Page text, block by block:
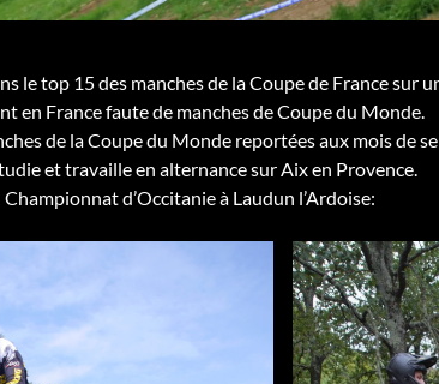
le top 15 des manches de la Coupe de France sur
en France faute de manches de Coupe du Monde.
de la Coupe du Monde reportées aux mois de
et travaille en alternance sur Aix en Provence.
d’Occitanie à Laudun l’Ardoise: